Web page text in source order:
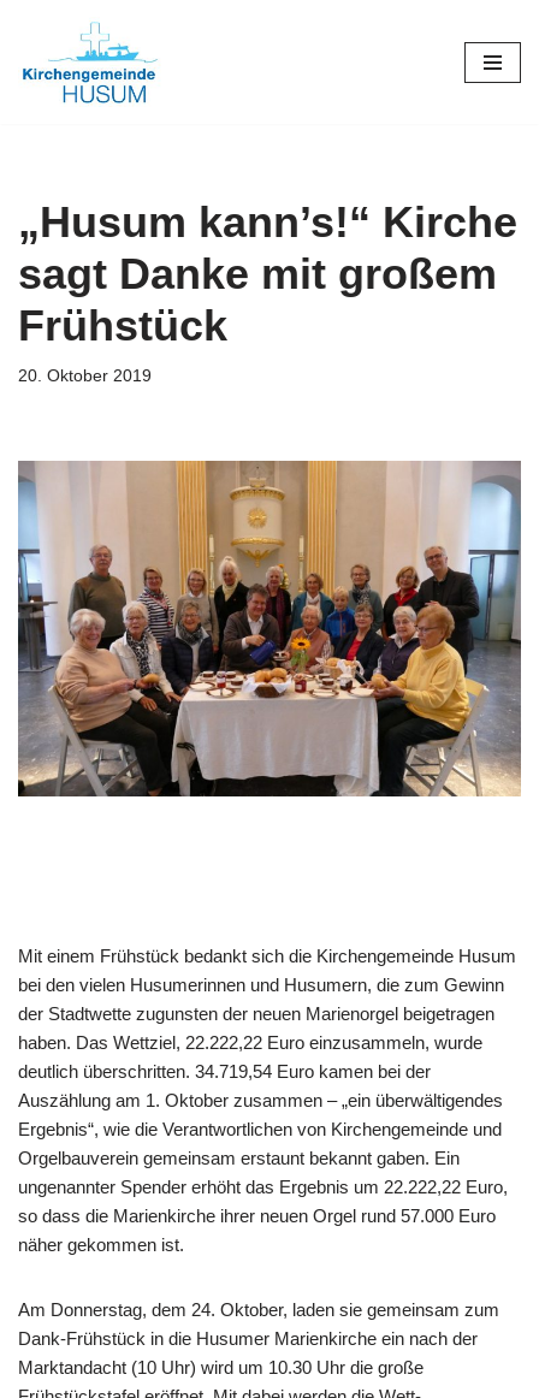
Zum
„Husum kann’s!“ Kirche
sagt Danke mit großem
Frühstück
20. Oktober 2019
Mit einem Frühstück bedankt sich die Kirchengemeinde Husum
bei den vielen Husumerinnen und Husumern, die zum Gewinn
der Stadtwette zugunsten der neuen Marienorgel beigetragen
haben. Das Wettziel, 22.222,22 Euro einzusammeln, wurde
deutlich überschritten. 34.719,54 Euro kamen bei der
Auszählung am 1. Oktober zusammen – „ein überwältigendes
Ergebnis“, wie die Verantwortlichen von Kirchengemeinde und
Orgelbauverein gemeinsam erstaunt bekannt gaben. Ein
ungenannter Spender erhöht das Ergebnis um 22.222,22 Euro,
so dass die Marienkirche ihrer neuen Orgel rund 57.000 Euro
näher gekommen ist.
Am Donnerstag, dem 24. Oktober, laden sie gemeinsam zum
Dank-Frühstück in die Husumer Marienkirche ein nach der
Marktandacht (10 Uhr) wird um 10.30 Uhr die große